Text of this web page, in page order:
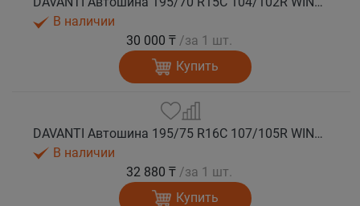
В наличии
30 000 ₸ /за 1 шт.
Купить
DAVANTI Автошина 195/75 R16C 107/105R WINTOURA VAN 8PR зима
В наличии
32 880 ₸ /за 1 шт.
Купить